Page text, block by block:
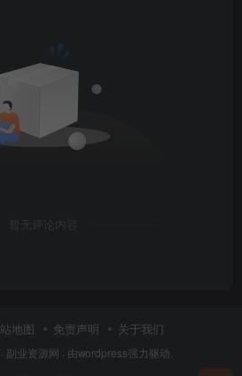
暂无评论内容
地图 免责声明 关于我们
副业资源网 · 由wordpress强力驱动.